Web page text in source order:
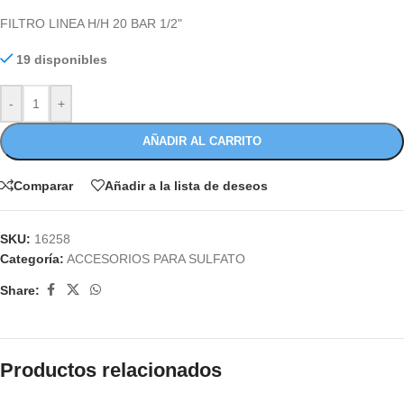
FILTRO LINEA H/H 20 BAR 1/2"
19 disponibles
- +
AÑADIR AL CARRITO
Comparar Añadir a la lista de deseos
SKU: 16258
Categoría: ACCESORIOS PARA SULFATO
Share:
Productos relacionados